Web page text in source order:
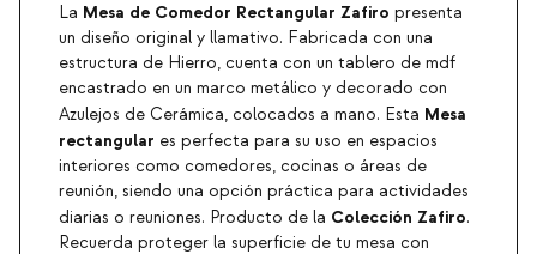
La Mesa de Comedor Rectangular Zafiro presenta
un diseño original y llamativo. Fabricada con una
estructura de Hierro, cuenta con un tablero de mdf
encastrado en un marco metálico y decorado con
Azulejos de Cerámica, colocados a mano. Esta Mesa
rectangular es perfecta para su uso en espacios
interiores como comedores, cocinas o áreas de
reunión, siendo una opción práctica para actividades
diarias o reuniones. Producto de la Colección Zafiro.
Recuerda proteger la superficie de tu mesa con